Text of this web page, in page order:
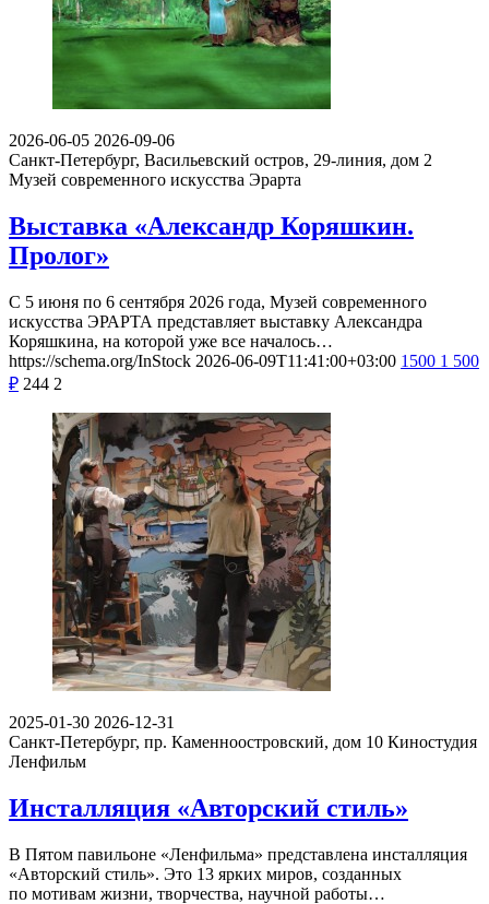
2026-06-05 2026-09-06
Санкт-Петербург, Васильевский остров, 29-линия, дом 2
Музей современного искусства Эрарта
Выставка «Александр Коряшкин.
Пролог»
С 5 июня по 6 сентября 2026 года, Музей современного
искусства ЭРАРТА представляет выставку Александра
Коряшкина, на которой уже все началось…
https://schema.org/InStock 2026-06-09T11:41:00+03:00 1500 1 500
₽ 244 2
2025-01-30 2026-12-31
Санкт-Петербург, пр. Каменноостровский, дом 10 Киностудия
Ленфильм
Инсталляция «Авторский стиль»
В Пятом павильоне «Ленфильма» представлена инсталляция
«Авторский стиль». Это 13 ярких миров, созданных
по мотивам жизни, творчества, научной работы…